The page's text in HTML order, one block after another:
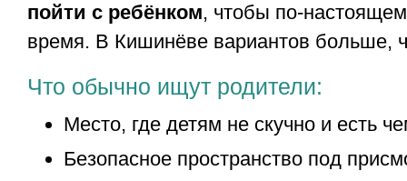
пойти с ребёнком, чтобы по-
время. В Кишинёве вариантов больше,
Что обычно ищут родители:
Место, где детям не скучно и есть
Безопасное пространство под